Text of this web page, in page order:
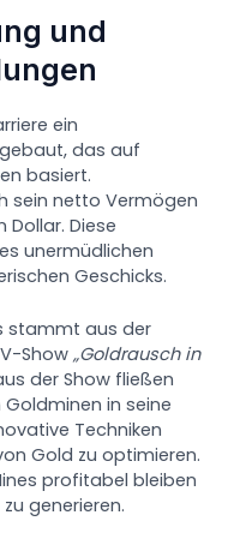
und
ein
das auf
basiert.
sein netto Vermögen
Diese
unermüdlichen
Geschicks.
stammt aus der
Show„Goldrausch in
der Show fließen
in seine
Techniken
Gold zu optimieren.
profitabel bleiben
generieren.